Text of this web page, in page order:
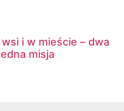
wsi i w mieście – dwa
misja